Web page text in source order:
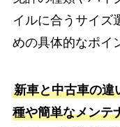
イルに合うサイズ
めの具体的なポイ
新車と中古車の違
種や簡単なメンテ